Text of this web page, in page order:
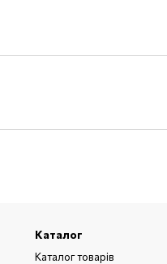
Каталог
Каталог товарів